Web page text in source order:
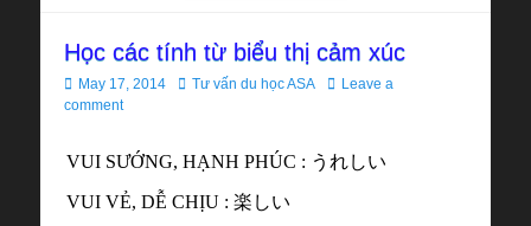
Học các tính từ biểu thị cảm xúc
Posted
on
May 17, 2014 Author
Tư vấn du học ASA
Leave a
comment
VUI SƯỚNG, HẠNH PHÚC : うれしい
VUI VẺ, DỄ CHỊU : 楽しい